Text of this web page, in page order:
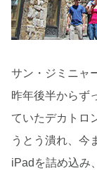
サン・ジミニャ
昨年後半からず
ていたデカトロ
うとう潰れ、今
iPadを詰め込み